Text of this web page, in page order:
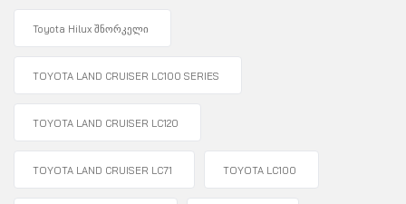
Toyota Hilux შნორკელი
TOYOTA LAND CRUISER LC100 SERIES
TOYOTA LAND CRUISER LC120
TOYOTA LAND CRUISER LC71 TOYOTA LC100